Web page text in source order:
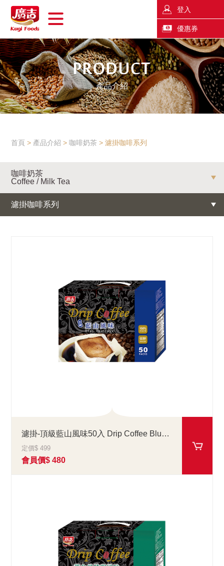
登入
優惠券
產品介紹
首頁 產品介紹 咖啡奶茶 濾掛咖啡系列
咖啡奶茶
Coffee / Milk Tea
濾掛咖啡系列
濾掛-頂級藍山風味50入 Drip Coffee Blue Mountain
定價$ 499
會員價$ 480